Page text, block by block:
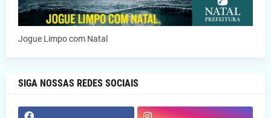
Jogue Limpo com Natal
SIGA NOSSAS REDES SOCIAIS